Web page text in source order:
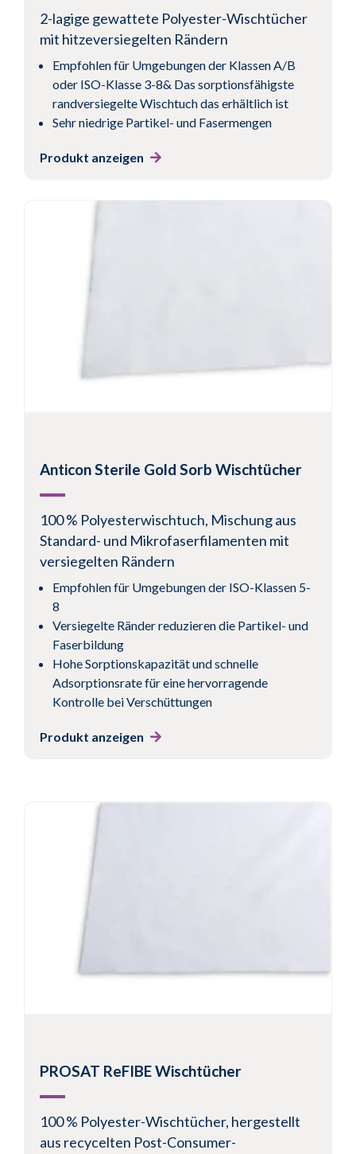
2-lagige gewattete Polyester-Wischtücher
mit hitzeversiegelten Rändern
Empfohlen für Umgebungen der Klassen A/B
oder ISO-Klasse 3-8& Das sorptionsfähigste
randversiegelte Wischtuch das erhältlich ist
Sehr niedrige Partikel- und Fasermengen
Produkt anzeigen
Anticon Sterile Gold Sorb Wischtücher
100 % Polyesterwischtuch, Mischung aus
Standard- und Mikrofaserfilamenten mit
versiegelten Rändern
Empfohlen für Umgebungen der ISO-Klassen 5-
8
Versiegelte Ränder reduzieren die Partikel- und
Faserbildung
Hohe Sorptionskapazität und schnelle
Adsorptionsrate für eine hervorragende
Kontrolle bei Verschüttungen
Produkt anzeigen
PROSAT ReFIBE Wischtücher
100 % Polyester-Wischtücher, hergestellt
aus recycelten Post-Consumer-